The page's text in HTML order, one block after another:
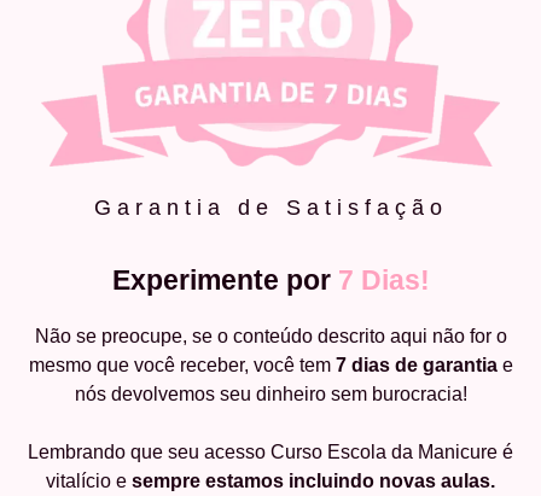
Garantia de Satisfação
Experimente por 7 Dias!
Não se preocupe, se o conteúdo descrito aqui não for o
mesmo que você receber, você tem 7 dias de garantiae
nós devolvemos seu dinheiro sem burocracia!
Lembrando que seu acesso Curso Escola da Manicure é
vitalício e sempre estamos incluindo novas aulas.